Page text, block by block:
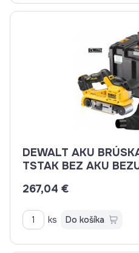
DEWALT AKU
TSTAK BEZ AKU
267,04 €
ks Do košíka